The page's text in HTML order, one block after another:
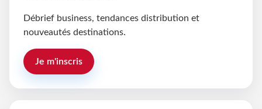
Débrief business, tendances distribution et
nouveautés destinations.
Je m'inscris